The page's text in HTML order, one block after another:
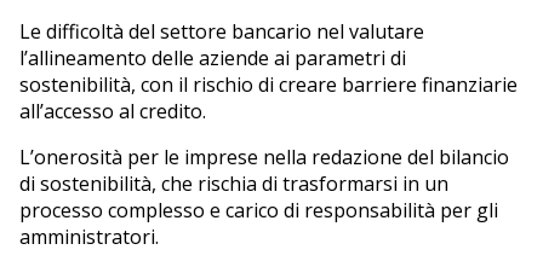
Le difficoltà del settore bancario nel valutare
l’allineamento delle aziende ai parametri di
sostenibilità, con il rischio di creare barriere finanziarie
all’accesso al credito.
L’onerosità per le imprese nella redazione del bilancio
di sostenibilità, che rischia di trasformarsi in un
processo complesso e carico di responsabilità per gli
amministratori.